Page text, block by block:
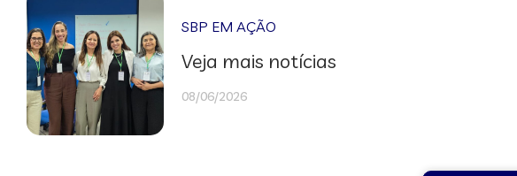
SBP EM AÇÃO
Veja mais notícias
08/06/2026